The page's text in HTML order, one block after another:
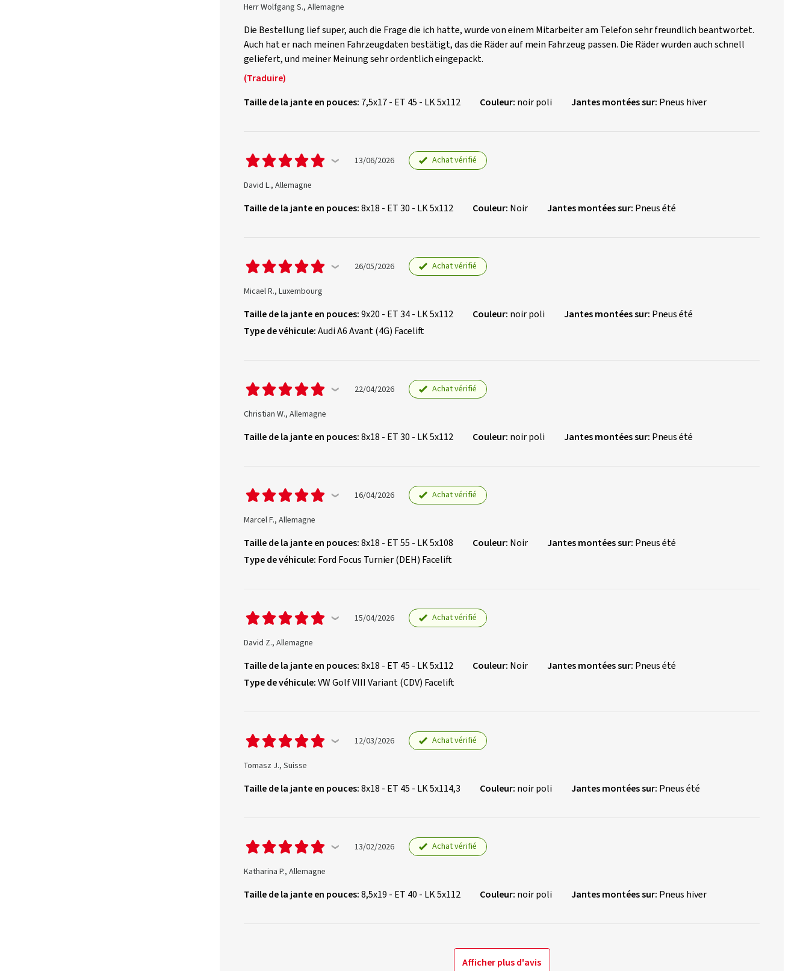
Herr Wolfgang S., Allemagne
Die Bestellung lief super, auch die Frage die ich hatte, wurde von einem Mitarbeiter am Telefon sehr freundlich beantwortet.
Auch hat er nach meinen Fahrzeugdaten bestätigt, das die Räder auf mein Fahrzeug passen. Die Räder wurden auch schnell
geliefert, und meiner Meinung sehr ordentlich eingepackt.
(Traduire)
Taille de la jante en pouces: 7,5x17 - ET 45 - LK 5x112 Couleur: noir poli Jantes montées sur: Pneus hiver
13/06/2026 Achat vérifié
David L., Allemagne
Taille de la jante en pouces:8x18 - ET 30 - LK 5x112 Couleur: Noir Jantes montées sur: Pneus été
26/05/2026 Achat vérifié
Micael R., Luxembourg
Taille de la jante en pouces:9x20 - ET 34 - LK 5x112 Couleur: noir poli Jantes montées sur: Pneus été
Type de véhicule:Audi A6 Avant (4G) Facelift
22/04/2026 Achat vérifié
Christian W., Allemagne
Taille de la jante en pouces:8x18 - ET 30 - LK 5x112 Couleur: noir poli Jantes montées sur: Pneus été
16/04/2026 Achat vérifié
Marcel F., Allemagne
Taille de la jante en pouces:8x18 - ET 55 - LK 5x108 Couleur: Noir Jantes montées sur: Pneus été
Type de véhicule: Ford Focus Turnier (DEH) Facelift
15/04/2026 Achat vérifié
David Z., Allemagne
Taille de la jante en pouces:8x18 - ET 45 - LK 5x112 Couleur: Noir Jantes montées sur: Pneus été
Type de véhicule:VW Golf VIII Variant (CDV) Facelift
12/03/2026 Achat vérifié
Tomasz J., Suisse
Taille de la jante en pouces:8x18 - ET 45 - LK 5x114,3 Couleur: noir poli Jantes montées sur: Pneus été
13/02/2026 Achat vérifié
Katharina P., Allemagne
Taille de la jante en pouces:8,5x19 - ET 40 - LK 5x112 Couleur: noir poli Jantes montées sur: Pneus hiver
Afficher plus d'avis